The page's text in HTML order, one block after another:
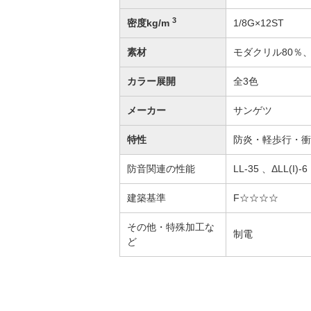
密度kg/m 3 1/8G×12ST
素材 モダクリル80％
カラー展開 全3色
メーカー サンゲツ
特性 防炎・軽歩行・
防音関連の性能 LL-35 、ΔLL(I)-6
建築基準 F☆☆☆☆
その他・特殊加工な
ど
制電